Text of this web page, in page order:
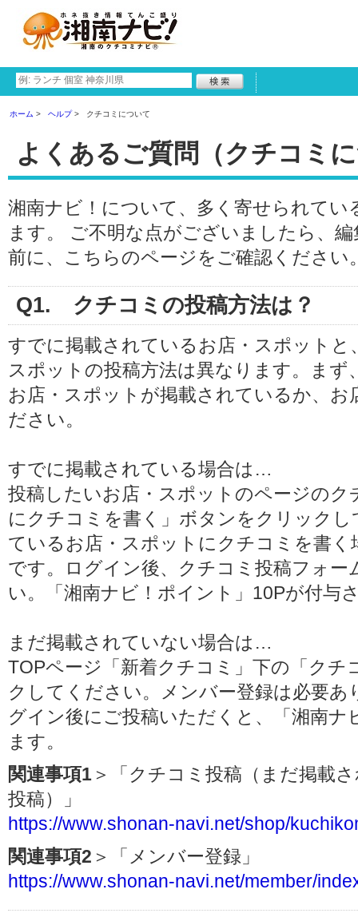
ホーム ヘルプ クチコミについて
よくあるご質問（クチコミ
湘南ナビ！について、多く寄せられてい
ます。 ご不明な点がございましたら、
前に、こちらのページをご確認ください
Q1. クチコミの投稿方法は？
すでに掲載されているお店・スポット
スポットの投稿方法は異なります。まず
お店・スポットが掲載されているか、お
ださい。
すでに掲載されている場合は…
投稿したいお店・スポットのページのク
にクチコミを書く」ボタンをクリック
ているお店・スポットにクチコミを書く
です。ログイン後、クチコミ投稿フォ
い。「湘南ナビ！ポイント」 10Pが付与
まだ掲載されていない場合は…
TOPページ「新着クチコミ」下の 「ク
クしてください。メンバー登録は必要
グイン後にご投稿いただくと、「湘南ナ
ます。
関連事項1 ＞「クチコミ投稿（まだ掲載
投稿）」
https://www.shonan-navi.net/shop/
関連事項2 ＞「メンバー登録」
https://www.shonan-navi.net/member/